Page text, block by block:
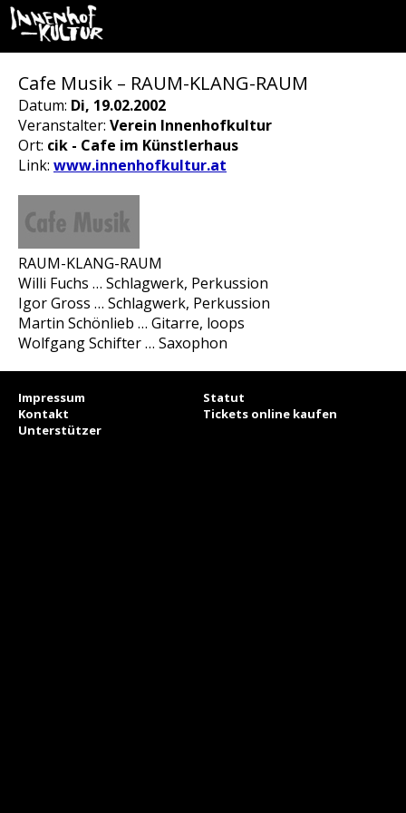
Cafe Musik – RAUM-KLANG-RAUM
Datum: Di, 19.02.2002
Veranstalter: Verein Innenhofkultur
Ort: cik - Cafe im Künstlerhaus
Link: www.innenhofkultur.at
RAUM-KLANG-RAUM
Willi Fuchs … Schlagwerk, Perkussion
Igor Gross … Schlagwerk, Perkussion
Martin Schönlieb … Gitarre, loops
Wolfgang Schifter … Saxophon
Impressum
Statut
Kontakt
Tickets online kaufen
Unterstützer